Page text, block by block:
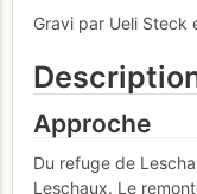
Gravi par Ueli Steck
Approche
Du refuge de
Leschaux. Le